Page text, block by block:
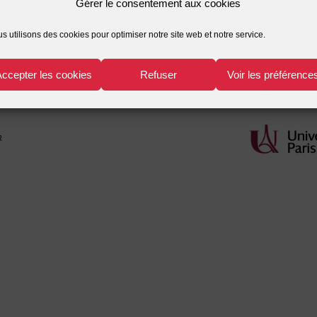
Gérer le consentement aux cookies
utilisons des cookies pour optimiser notre site web et notre service.
les cookies Refuser Voir les